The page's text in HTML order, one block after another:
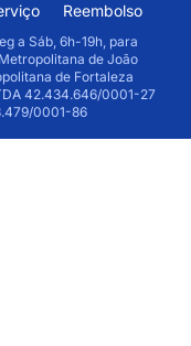
Reembolso
a Sáb, 6h-19h, para
de João
de Fortaleza
42.434.646/0001-27
0001-86